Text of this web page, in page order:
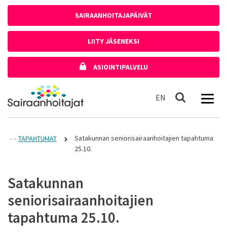
SAIRAANHOITAJAPÄIVÄT
LIITY JÄSENEKSI
ASIOINTIPALVELU
Etusivulle
EN In English
Haku
TAPAHTUMAT
Satakunnan seniorisairaanhoitajien tapahtuma
25.10.
Satakunnan
seniorisairaanhoitajien
tapahtuma 25.10.